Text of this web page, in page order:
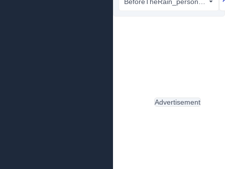
Advertisement